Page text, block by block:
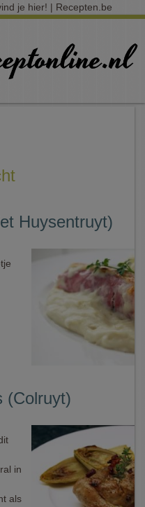
je hier! | Recepten.be
Huysentruyt)
(Colruyt)
in
als